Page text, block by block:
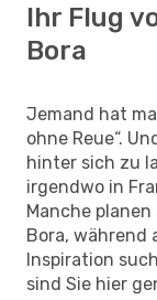
Ihr Flug
Bora
Jemand hat
ohne Reue“.
hinter sich zu
irgendwo in
Manche
Bora, während
Inspiration
sind Sie hier